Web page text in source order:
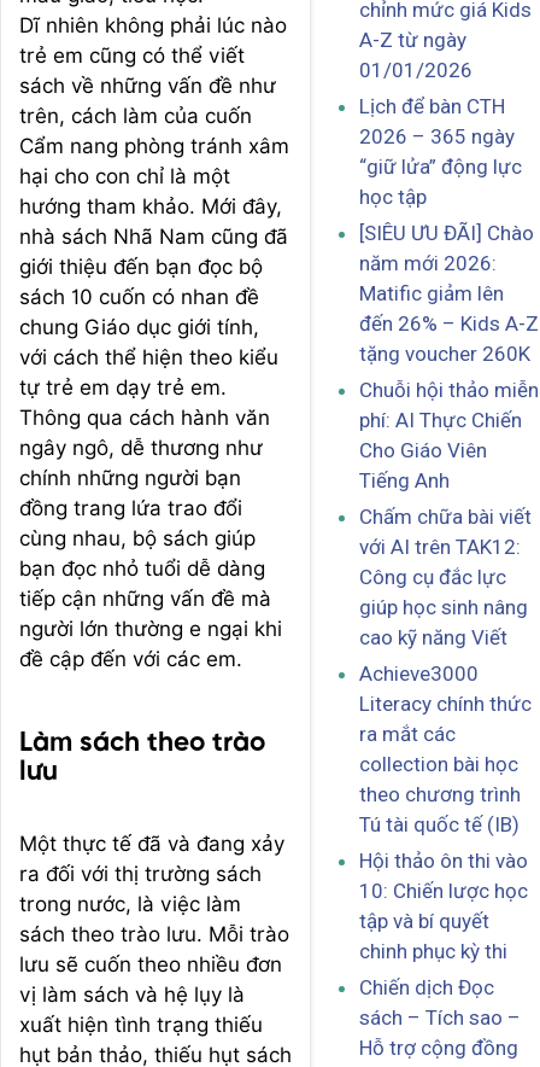
Dĩ nhiên không phải lúc nào
trẻ em cũng có thể viết
sách về những vấn đề như
trên, cách làm của cuốn
Cẩm nang phòng tránh xâm
hại cho con chỉ là một
hướng tham khảo. Mới đây,
nhà sách Nhã Nam cũng đã
giới thiệu đến bạn đọc bộ
sách 10 cuốn có nhan đề
chung Giáo dục giới tính,
với cách thể hiện theo kiểu
tự trẻ em dạy trẻ em.
Thông qua cách hành văn
ngây ngô, dễ thương như
chính những người bạn
đồng trang lứa trao đổi
cùng nhau, bộ sách giúp
bạn đọc nhỏ tuổi dễ dàng
tiếp cận những vấn đề mà
người lớn thường e ngại khi
đề cập đến với các em.
Làm sách theo trào
lưu
Một thực tế đã và đang xảy
ra đối với thị trường sách
trong nước, là việc làm
sách theo trào lưu. Mỗi trào
lưu sẽ cuốn theo nhiều đơn
vị làm sách và hệ lụy là
xuất hiện tình trạng thiếu
hụt bản thảo, thiếu hụt sách
chỉnh mức giá Kids
A-Z từ ngày
01/01/2026
Lịch để bàn CTH
2026 – 365 ngày
“giữ lửa” động lực
học tập
[SIÊU ƯU ĐÃI] Chào
năm mới 2026:
Matific giảm lên
đến 26% – Kids A-Z
tặng voucher 260K
Chuỗi hội thảo miễn
phí: AI Thực Chiến
Cho Giáo Viên
Tiếng Anh
Chấm chữa bài viết
với AI trên TAK12:
Công cụ đắc lực
giúp học sinh nâng
cao kỹ năng Viết
Achieve3000
Literacy chính thức
ra mắt các
collection bài học
theo chương trình
Tú tài quốc tế (IB)
Hội thảo ôn thi vào
10: Chiến lược học
tập và bí quyết
chinh phục kỳ thi
Chiến dịch Đọc
sách – Tích sao –
Hỗ trợ cộng đồng